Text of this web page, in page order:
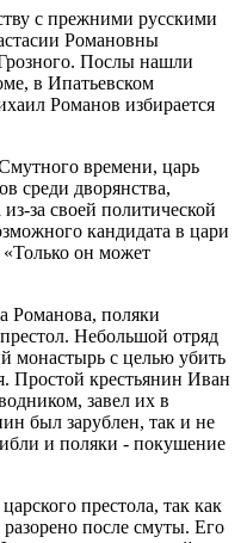
с прежними русскими
Романовны
Послы нашли
в Ипатьевском
Романов избирается
времени, царь
среди дворянства,
из-за своей политической
кандидата в цари
он может
Романова, поляки
Небольшой отряд
монастырь с целью убить
Простой крестьянин Иван
завел их в
был зарублен, так и не
и поляки - покушение
престола, так как
после смуты. Его